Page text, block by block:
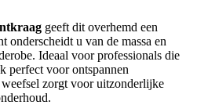
geeft dit overhemd een
onderscheidt u van de massa en
Ideaal voor professionals die
perfect voor ontspannen
zorgt voor uitzonderlijke